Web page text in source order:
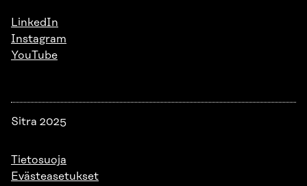
LinkedIn
Instagram
YouTube
Sitra 2025
Tietosuoja
Evästeasetukset